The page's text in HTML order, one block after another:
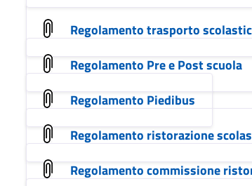
Regolamento trasporto
Regolamento Pre e Post scuola
Regolamento Piedibus
Regolamento ristorazione
Regolamento commissione